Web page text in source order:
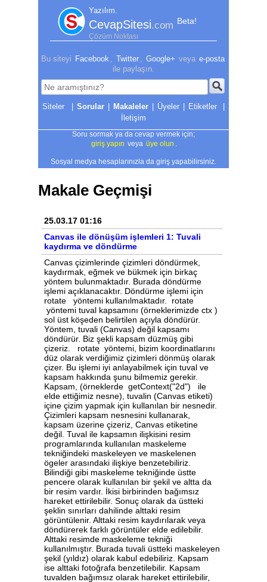
Yazılım.
CevapSitesi.com Beta!
Çözüm Noktası
Bu siteyi Facebook Twitter Google+ veya e-posta
ile paylaşın.
| Sorular | Makaleler | Üyeler | Etiketler
|
İletişim
Soru sormak ya da cevap vermek için;
giriş yapın veya üye olun
Sosyal medya hesaplarınızla da giriş yapabilirsiniz.
Makale Geçmişi
25.03.17 01:16
Canvas ile dönüşüm işlemleri 1: Tuvali
kaydırma ve döndürme
Canvas çizimlerinde çizimleri döndürmek,
kaydırmak, eğmek ve bükmek için birkaç
yöntem bulunmaktadır. Burada döndürme
işlemi açıklanacaktır. Döndürme işlemi için
rotate yöntemi kullanılmaktadır. rotate
yöntemi tuval kapsamını (örneklerimizde ctx )
sol üst köşeden belirtilen açıyla döndürür.
Yöntem, tuvali (Canvas) değil kapsamı
döndürür. Biz şekli kapsam düzmüş gibi
çizeriz. rotate yöntemi, bizim koordinatlarını
düz olarak verdiğimiz çizimleri dönmüş olarak
çizer. Bu işlemi iyi anlayabilmek için tuval ve
kapsam hakkında şunu bilmemiz gerekir.
Kapsam, (örneklerde getContext("2d") ile
elde ettiğimiz nesne), tuvalin (Canvas etiketi)
içine çizim yapmak için kullanılan bir nesnedir.
Çizimleri kapsam nesnesini kullanarak,
kapsam üzerine çizeriz, Canvas etiketine
değil. Tuval ile kapsamın ilişkisini resim
programlarında kullanılan maskeleme
tekniğindeki maskeleyen ve maskelenen
ögeler arasındaki ilişkiye benzetebiliriz.
Bilindiği gibi maskeleme tekniğinde üstte
pencere olarak kullanılan bir şekil ve altta da
bir resim vardır. İkisi birbirinden bağımsız
hareket ettirilebilir. Sonuç olarak da üstteki
şeklin sınırları dahilinde alttaki resim
görüntülenir. Alttaki resim kaydırılarak veya
döndürerek farklı görüntüler elde edilebilir.
Alttaki resimde maskeleme tekniği
kullanılmıştır. Burada tuvali üstteki maskeleyen
şekil (yıldız) olarak kabul edebiliriz. Kapsam
ise alttaki fotoğrafa benzetilebilir. Kapsam
tuvalden bağımsız olarak hareket ettirilebilir,